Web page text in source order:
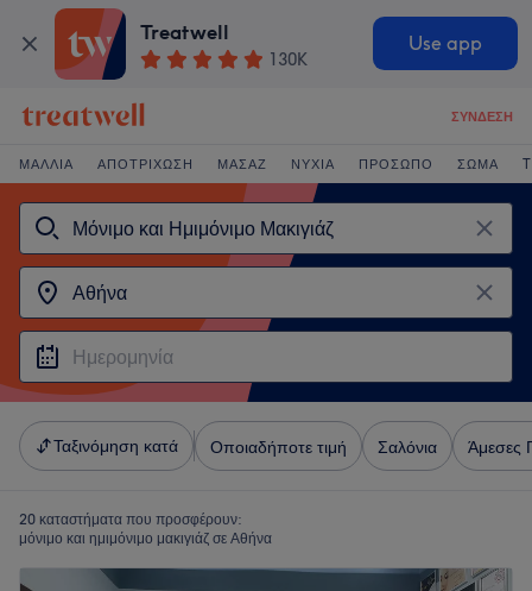
Treatwell
130K
Use app
ΣΎΝΔΕΣΗ
ΜΑΛΛΙΆ ΑΠΟΤΡΊΧΩΣΗ ΜΑΣΆΖ ΝΎΧΙΑ ΠΡΌΣΩΠΟ ΣΏΜΑ
Ταξινόμηση κατά Οποιαδήποτε τιμή Σαλόνια Άμεσες
20 καταστήματα που προσφέρουν:
μόνιμο και ημιμόνιμο μακιγιάζ σε Αθήνα